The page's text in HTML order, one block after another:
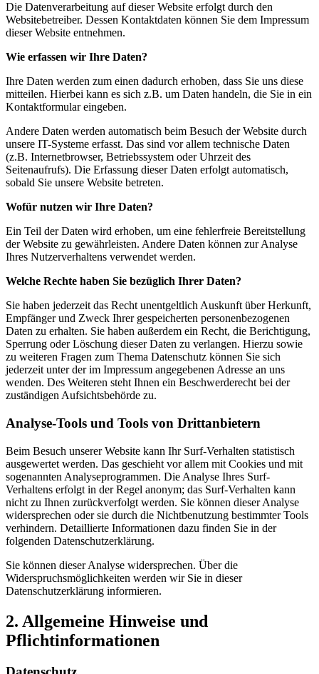
Die Datenverarbeitung auf dieser Website erfolgt durch den
Websitebetreiber. Dessen Kontaktdaten können Sie dem Impressum
dieser Website entnehmen.
Wie erfassen wir Ihre Daten?
Ihre Daten werden zum einen dadurch erhoben, dass Sie uns diese
mitteilen. Hierbei kann es sich z.B. um Daten handeln, die Sie in ein
Kontaktformular eingeben.
Andere Daten werden automatisch beim Besuch der Website durch
unsere IT-Systeme erfasst. Das sind vor allem technische Daten
(z.B. Internetbrowser, Betriebssystem oder Uhrzeit des
Seitenaufrufs). Die Erfassung dieser Daten erfolgt automatisch,
sobald Sie unsere Website betreten.
Wofür nutzen wir Ihre Daten?
Ein Teil der Daten wird erhoben, um eine fehlerfreie Bereitstellung
der Website zu gewährleisten. Andere Daten können zur Analyse
Ihres Nutzerverhaltens verwendet werden.
Welche Rechte haben Sie bezüglich Ihrer Daten?
Sie haben jederzeit das Recht unentgeltlich Auskunft über Herkunft,
Empfänger und Zweck Ihrer gespeicherten personenbezogenen
Daten zu erhalten. Sie haben außerdem ein Recht, die Berichtigung,
Sperrung oder Löschung dieser Daten zu verlangen. Hierzu sowie
zu weiteren Fragen zum Thema Datenschutz können Sie sich
jederzeit unter der im Impressum angegebenen Adresse an uns
wenden. Des Weiteren steht Ihnen ein Beschwerderecht bei der
zuständigen Aufsichtsbehörde zu.
Analyse-Tools und Tools von Drittanbietern
Beim Besuch unserer Website kann Ihr Surf-Verhalten statistisch
ausgewertet werden. Das geschieht vor allem mit Cookies und mit
sogenannten Analyseprogrammen. Die Analyse Ihres Surf-
Verhaltens erfolgt in der Regel anonym; das Surf-Verhalten kann
nicht zu Ihnen zurückverfolgt werden. Sie können dieser Analyse
widersprechen oder sie durch die Nichtbenutzung bestimmter Tools
verhindern. Detaillierte Informationen dazu finden Sie in der
folgenden Datenschutzerklärung.
Sie können dieser Analyse widersprechen. Über die
Widerspruchsmöglichkeiten werden wir Sie in dieser
Datenschutzerklärung informieren.
2. Allgemeine Hinweise und
Pflichtinformationen